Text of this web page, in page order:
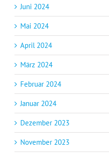
Juni 2024
Mai 2024
April 2024
März 2024
Februar 2024
Januar 2024
Dezember 2023
November 2023